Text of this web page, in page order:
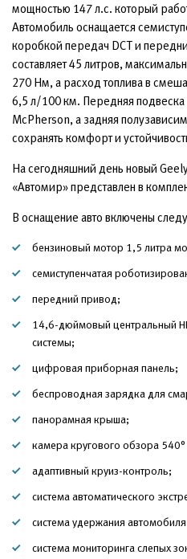
мощностью 147 л.с. который
Автомобиль оснащается
коробкой передач DCT и
составляет 45 литров,
270 Нм, а расход топлива в
6,5 л/100 км. Передняя подвеска
McPherson, а задняя
сохранять комфорт и
На сегодняшний день новый
«Автомир» представлен в
В оснащение авто включены
бензиновый мотор 1,5 литра
семиступенчатая
передний привод;
14,6-дюймовый центральный
системы;
цифровая приборная панель;
беспроводная зарядка для
панорамная крыша;
камера кругового обзора
адаптивный круиз-контроль;
система автоматического
система удержания
система мониторинга слепых